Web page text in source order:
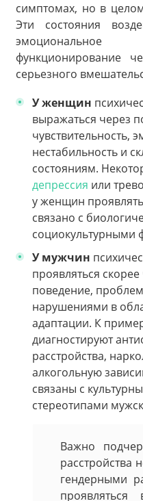
симптомах, но в
Эти состояния
функционирование
серьезного
У женщин
выражаться через
чувствительность,
нестабильность и
состояниям.
депрессия или
у женщин
связано с
социокультурными
У мужчин
проявляться
поведение,
нарушениями в
адаптации. К
диагностируют
расстройства,
алкогольную
связаны с
стереотипами
Важно
расстройства
гендерными